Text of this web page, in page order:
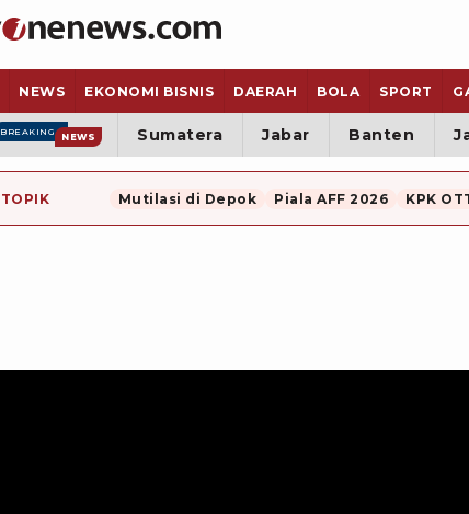
NEWS EKONOMI BISNIS DAERAH BOLA SPORT
BREAKING NEWS Sumatera Jabar Banten
TOPIK Mutilasi di Depok Piala AFF 2026 KPK